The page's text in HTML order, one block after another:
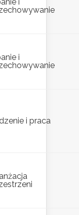
i
i praca